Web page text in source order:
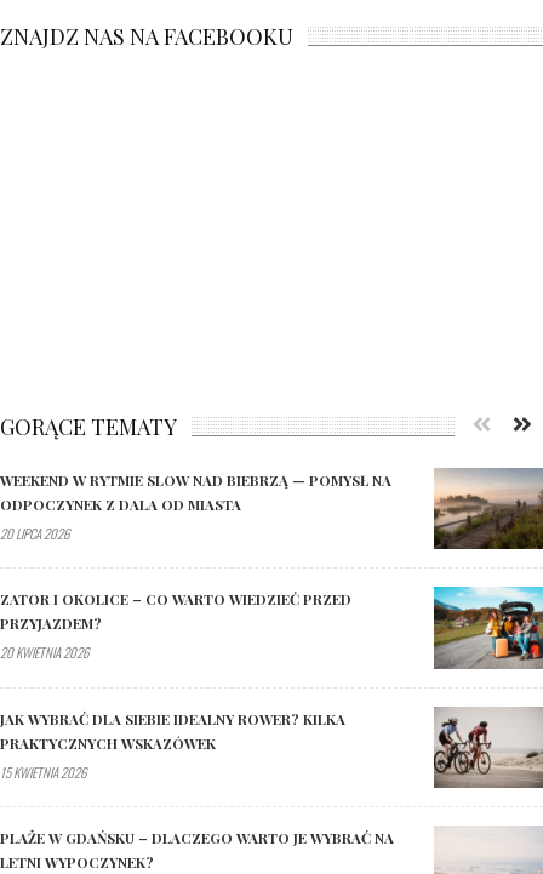
ZNAJDZ NAS NA FACEBOOKU
GORĄCE TEMATY
WEEKEND W RYTMIE SLOW NAD BIEBRZĄ — POMYSŁ NA
ODPOCZYNEK Z DALA OD MIASTA
20 LIPCA 2026
ZATOR I OKOLICE – CO WARTO WIEDZIEĆ PRZED
PRZYJAZDEM?
20 KWIETNIA 2026
JAK WYBRAĆ DLA SIEBIE IDEALNY ROWER? KILKA
PRAKTYCZNYCH WSKAZÓWEK
15 KWIETNIA 2026
PLAŻE W GDAŃSKU – DLACZEGO WARTO JE WYBRAĆ NA
LETNI WYPOCZYNEK?